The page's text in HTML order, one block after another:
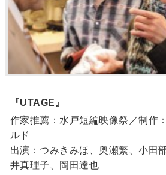
『UTAGE』
作家推薦：水戸短編映像祭／制作
ルド
出演：つみきみほ、奥瀬繁、小田
井真理子、岡田達也